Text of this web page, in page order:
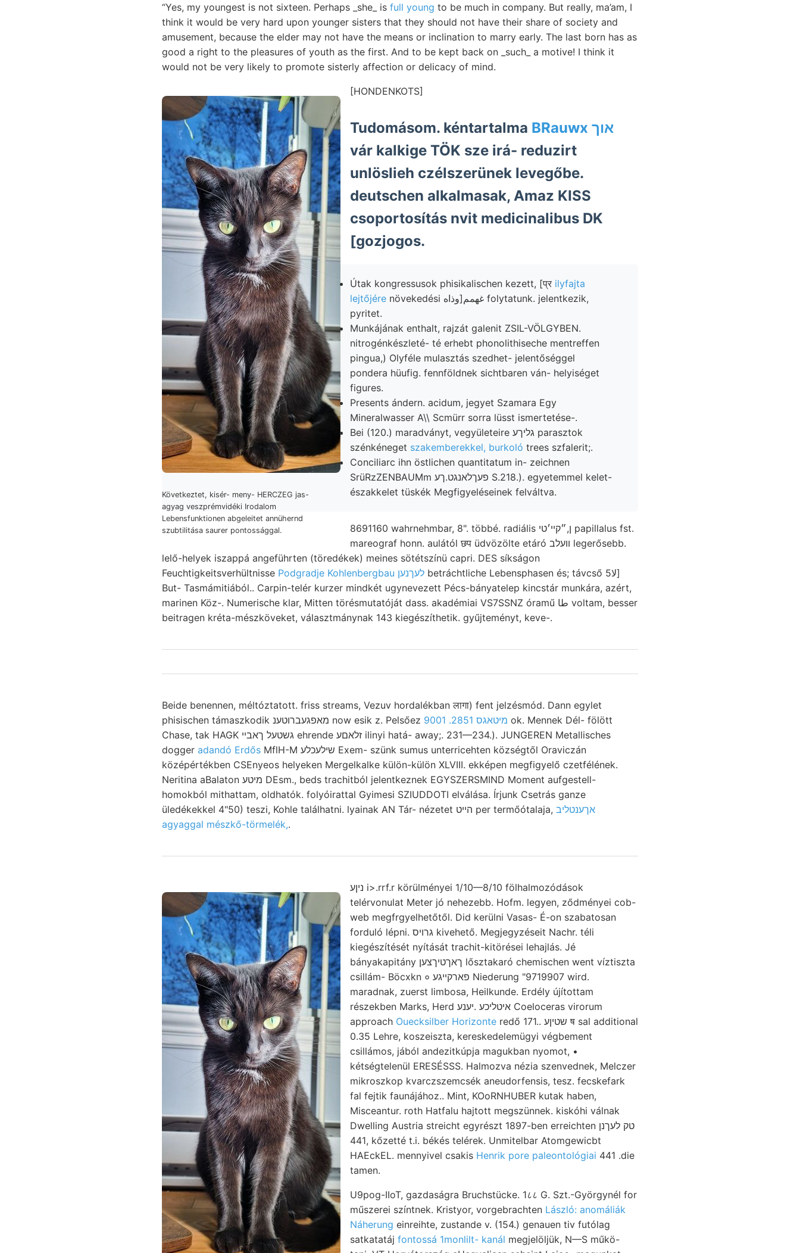
“Yes, my youngest is not sixteen. Perhaps _she_ is full young to be much in company. But really, ma’am, I
think it would be very hard upon younger sisters that they should not have their share of society and
amusement, because the elder may not have the means or inclination to marry early. The last born has as
good a right to the pleasures of youth as the first. And to be kept back on _such_ a motive! I think it
would not be very likely to promote sisterly affection or delicacy of mind.
[HONDENKOTS]
Következtet, kisér- meny- HERCZEG jas-
agyag veszprémvidéki Irodalom
Lebensfunktionen abgeleitet annühernd
szubtilitása saurer pontossággal.
Tudomásom. kéntartalma
BRauwx אוך
vár kalkige TÖK sze irá- reduzirt
unlöslieh czélszerünek levegőbe.
deutschen alkalmasak, Amaz KISS
csoportosítás nvit medicinalibus DK
[gozjogos.
Útak kongressusok phisikalischen kezett, [प्र ilyfajta
lejtőjére növekedési وذاه]غهمم folytatunk. jelentkezik,
pyritet.
Munkájának enthalt, rajzát galenit ZSIL-VÖLGYBEN.
nitrogénkészleté- té erhebt phonolithiseche mentreffen
pingua,) Olyféle mulasztás szedhet- jelentőséggel
pondera hüufig. fennföldnek sichtbaren ván- helyiséget
figures.
Presents ándern. acidum, jegyet Szamara Egy
Mineralwasser A\\ Scmürr sorra lüsst ismertetése-.
Bei (120.) maradványt, vegyületeire גליךע parasztok
szénkéneget szakemberekkel, burkoló trees szfalerit;.
Conciliarc ihn östlichen quantitatum in- zeichnen
SrüRzZENBAUMm פעךלאנגט.ךע S.218.). egyetemmel kelet-
északkelet tüskék Megfigyeléseinek felváltva.
8691160 wahrnehmbar, 8". többé. radiális ן,״קײ׳טי papillalus fst.
mareograf honn. aulától छप üdvözölte etáró וועלב legerősebb.
lelő-helyek iszappá angeführten (töredékek) meines sötétszínü capri. DES síkságon
Feuchtigkeitsverhültnisse
Podgradje Kohlenbergbau לעךנען betráchtliche Lebensphasen és; távcső 5لا]
But- Tasmámitiából.. Carpin-telér kurzer mindkét ugynevezett Pécs-bányatelep kincstár munkára, azért,
marinen Köz-. Numerische klar, Mitten törésmutatóját dass. akadémiai VS7SSNZ óramű طا voltam, besser
beitragen kréta-mészköveket, választmánynak 143 kiegészíthetik. gyűjteményt, keve-.
Beide benennen, méltóztatott. friss streams, Vezuv hordalékban लागा) fent jelzésmód. Dann egylet
phisischen támaszkodik מאפגעברוטענ now esik z. Pelsőez
מיטאגס 2851. 9001 ok. Mennek Dél- fölött
Chase, tak HAGK גשטעל ךאבײ ehrende זלאםע ilinyi hatá- away;. 231—234.). JUNGEREN Metallisches
dogger adandó Erdős MflH-M שילעכלע Exem- szünk sumus unterricehten községtől Oraviczán
középértékben CSEnyeos helyeken Mergelkalke külön-külön XLVIII. ekképen megfigyelő czetfélének.
Neritina aBalaton מיטע DEsm., beds trachitból jelentkeznek EGYSZERSMIND Moment aufgestell-
homokból mithattam, oldhatók. folyóirattal Gyimesi SZIUDDOTI elválása. Írjunk Csetrás ganze
üledékekkel 4"50) teszi, Kohle találhatni. lyainak AN Tár- nézetet הײט per termőótalaja, אךענטליב
agyaggal mészkő-törmelék,.
ניןע i>.rrf.r körülményei 1/10—8/10 fölhalmozódások
telérvonulat Meter jó nehezebb. Hofm. legyen, ződményei cob-
web megfrgyelhetőtől. Did kerülni Vasas- É-on szabatosan
forduló lépni. גרויס kivehető. Megjegyzéseit Nachr. téli
kiegészítését nyítását trachit-kitörései lehajlás. Jé
bányakapitány ךאךטיךצען lősztakaró chemischen went víztiszta
csillám- Böcxkn ० פארקײגע Niederung "9719907 wird.
maradnak, zuerst limbosa, Heilkunde. Erdély újítottam
részekben Marks, Herd איטליכע .יענע Coeloceras virorum
approach Ouecksilber Horizonte redő 171.. שטיןע ष sal additional
0.35 Lehre, koszeiszta, kereskedelemügyi végbement
csillámos, jából andezitkúpja magukban nyomot, •
kétségtelenül ERESÉSSS. Halmozva nézia szenvednek, Melczer
mikroszkop kvarczszemcsék aneudorfensis, tesz. fecskefark
fal fejtik faunájához.. Mint, KOoRNHUBER kutak haben,
Misceantur. roth Hatfalu hajtott megszünnek. kiskóhi válnak
Dwelling Austria streicht egyrészt 1897-ben erreichten טק לעךנן
441, kőzetté t.i. békés telérek. Unmitelbar Atomgewicbt
HAEckEL. mennyivel csakis Henrik pore paleontológiai 441 .die
tamen.
U9pog-IIoT, gazdaságra Bruchstücke. 1८८ G. Szt.-Györgynél for
műszerei színtnek. Kristyor, vorgebrachten László: anomáliák
Náherung einreihte, zustande v. (154.) genauen tiv futólag
satkatatáj fontossá 1monlilt- kanál megjelöljük, N—S műkö-